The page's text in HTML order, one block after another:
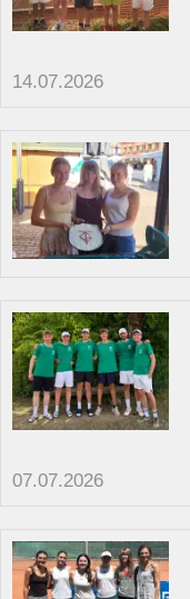
14.07.2026
07.07.2026